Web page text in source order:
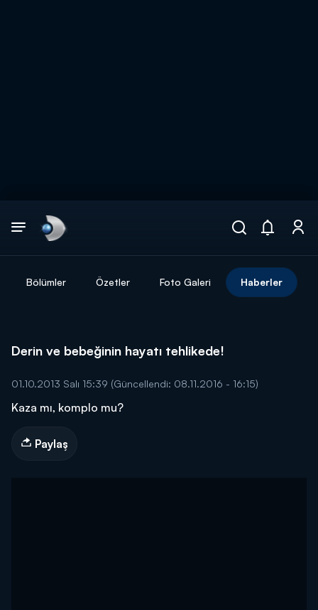
Bölümler Özetler Foto Galeri Haberler
Derin ve bebeğinin hayatı tehlikede!
01.10.2013 Salı 15:39 (Güncellendi: 08.11.2016 - 16:15)
Kaza mı, komplo mu?
Paylaş